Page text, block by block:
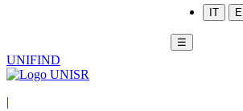
IT
☰
UNIFIND
|